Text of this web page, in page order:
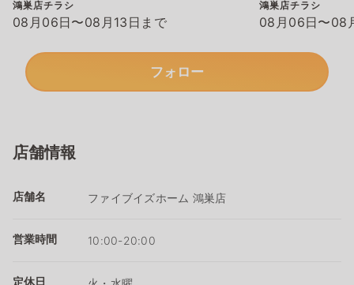
鴻巣店チラシ
08月06日〜08月13日まで
鴻巣店チラシ
08月06日〜08
フォロー
店舗情報
店舗名 ファイブイズホーム 鴻巣店
営業時間 10:00-20:00
定休日